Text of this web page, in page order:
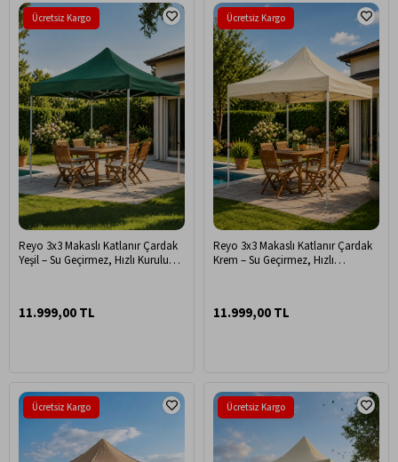
Reyo 3x3 Makaslı Katlanır Çardak
Yeşil – Su Geçirmez, Hızlı Kurulum,
11.999,00 TL
Ücretsiz Kargo
Reyo 3x3 Makaslı Katlanır Çardak
Krem – Su Geçirmez, Hızlı
11.999,00 TL
Ücretsiz Kargo
Ücretsiz Kargo Ücretsiz Kargo